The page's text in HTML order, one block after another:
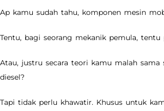
Ap kamu sudah tahu, komponen mesin
Tentu, bagi seorang mekanik pemula,
Atau, justru secara teori kamu malah
diesel?
Tapi tidak perlu khawatir. Khusus untuk